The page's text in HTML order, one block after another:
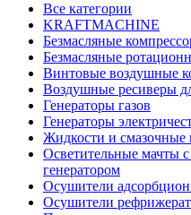
Все категории
KRAFTMACHINE
Безмасляные
Безмасляные
Винтовые воздушные
Воздушные ресиверы
Генераторы газов
Генераторы
Жидкости и смазочные
Осветительные мачты
генератором
Осушители
Осушители